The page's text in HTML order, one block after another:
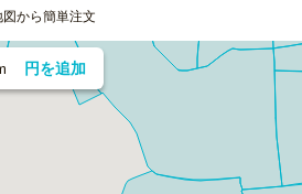
図から簡単注文
円を追加